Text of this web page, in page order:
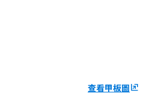
查看甲板圖ungroup